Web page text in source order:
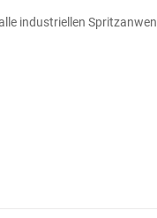
industriellen